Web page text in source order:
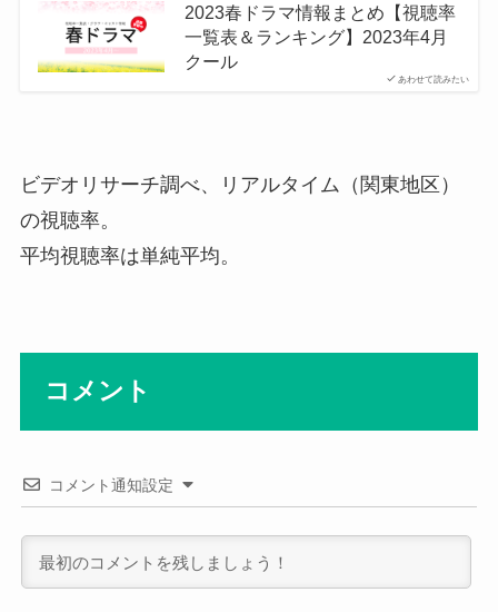
あわせて読みたい
2023春ドラマ情報まとめ【視聴率
一覧表＆ランキング】2023年4月
クール
ビデオリサーチ調べ、リアルタイム（関東地区）
の視聴率。
平均視聴率は単純平均。
コメント
コメント通知設定